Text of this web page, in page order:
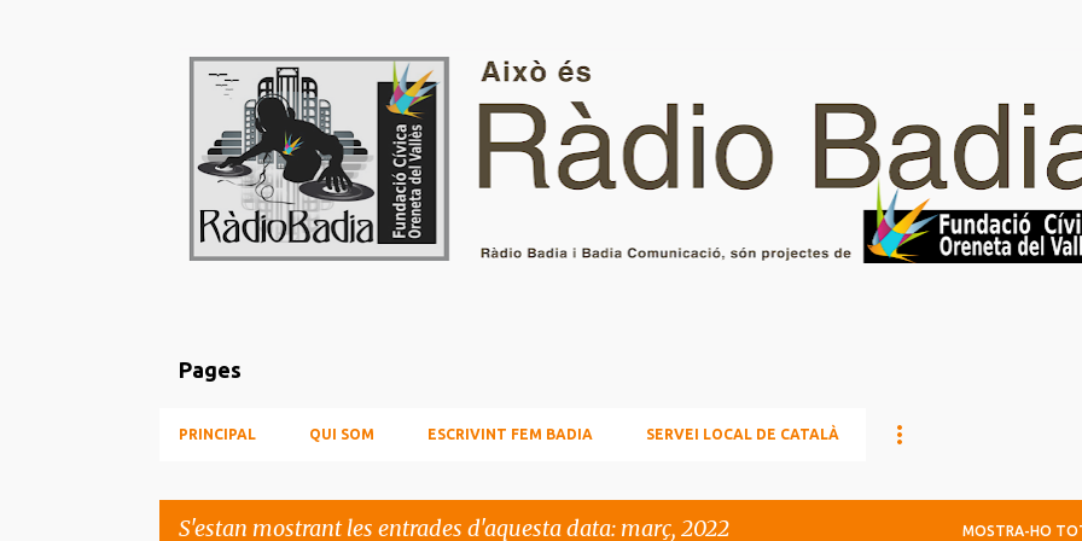
Pages
PRINCIPAL QUI SOM ESCRIVINT FEM BADIA SERVEI LOCAL DE CATALÀ
S'estan mostrant les entrades d'aquesta data: març, 2022 MOSTRA-HO